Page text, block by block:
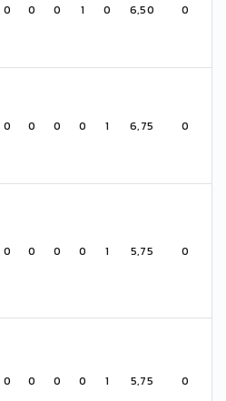
0 0 0 1 0 6,50 0
0 0 0 0 1 6,75 0
0 0 0 0 1 5,75 0
0 0 0 0 1 5,75 0